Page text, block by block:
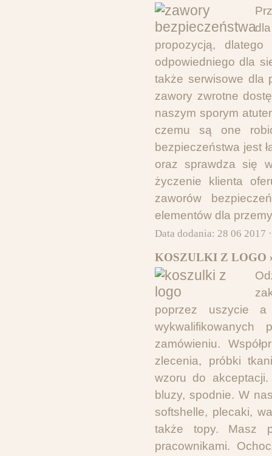
propozycją,
odpowiedniego dla
także serwisowe dla
zawory zwrotne
naszym sporym
czemu są one
bezpieczeństwa jest
oraz sprawdza się
życzenie klienta
zaworów
elementów dla
Data dodania: 28 06 2017
KOSZULKI Z LOGO
poprzez uszycie
zamówieniu.
zlecenia, próbki
wzoru do
bluzy, spodnie. W
softshelle, plecaki,
także topy. Masz
pracownikami.